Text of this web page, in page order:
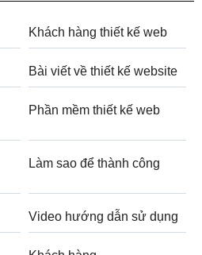
Khách hàng thiết kế web
Bài viết về thiết kế website
Phần mềm thiết kế web
Làm sao để thành công
Video hướng dẫn sử dụng